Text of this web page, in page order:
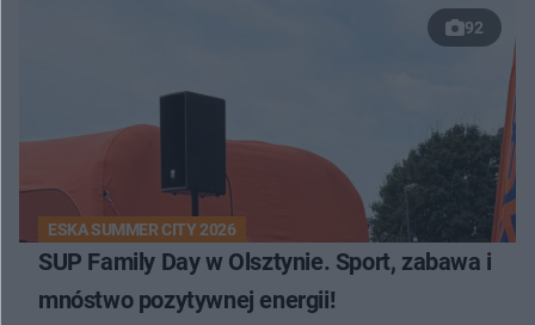
92
ESKA SUMMER CITY 2026
SUP Family Day w Olsztynie. Sport, zabawa i
mnóstwo pozytywnej energii!